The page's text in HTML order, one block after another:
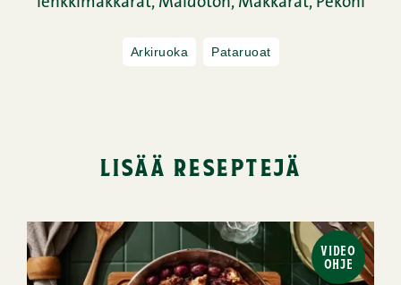
lenkkimakkarat, Maidoton, Makkarat, Pekoni
Arkiruoka Pataruoat
lisää reseptejä
VIDEO
OHJE